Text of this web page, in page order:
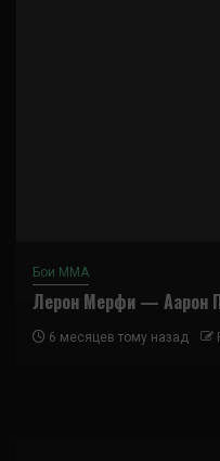
Бои ММА
Лерон Мерфи — Аарон
6 месяцев тому назад